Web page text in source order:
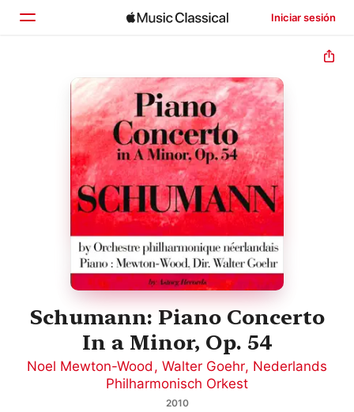
Iniciar sesión
Inicio
Explorar
Buscar
Schumann: Piano Concerto
In a Minor, Op. 54
Noel Mewton-Wood , Walter Goehr, Nederlands
Philharmonisch Orkest
2010